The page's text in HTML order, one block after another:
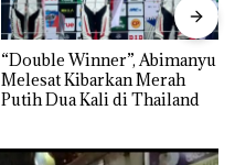
“Double Winner”, Abimanyu
Melesat Kibarkan Merah
Putih Dua Kali di Thailand